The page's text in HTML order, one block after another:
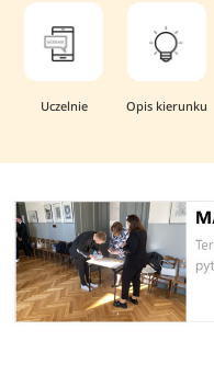
Uczelnie Opis kierunku